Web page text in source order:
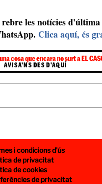
les notícies
Clica aquí, és
cosa que encara no surt a EL
AVISA'NS DES D'AQUÍ
i condicions d’ús
de privacitat
de cookies
de privacitat